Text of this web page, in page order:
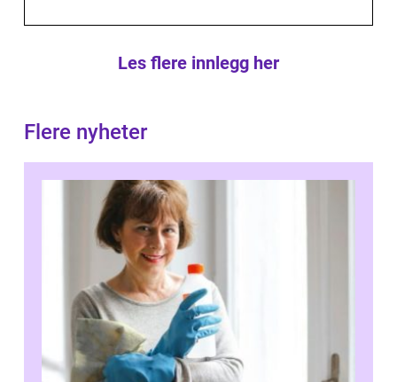
Les flere innlegg her
Flere nyheter